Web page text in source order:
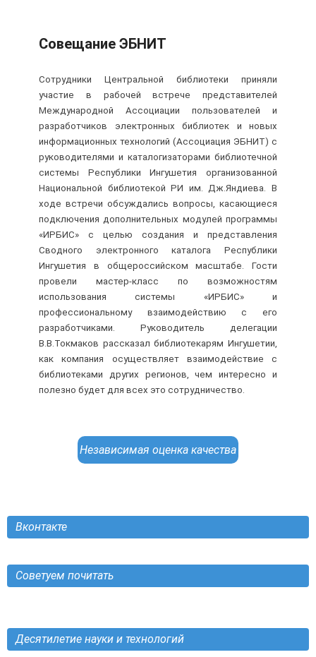
Совещание ЭБНИТ
Сотрудники Центральной библиотеки приняли
участие в рабочей встрече представителей
Международной Ассоциации пользователей и
разработчиков электронных библиотек и новых
информационных технологий (Ассоциация ЭБНИТ) с
руководителями и каталогизаторами библиотечной
системы Республики Ингушетия организованной
Национальной библиотекой РИ им. Дж.Яндиева. В
ходе встречи обсуждались вопросы, касающиеся
подключения дополнительных модулей программы
«ИРБИС» с целью создания и представления
Сводного электронного каталога Республики
Ингушетия в общероссийском масштабе. Гости
провели мастер-класс по возможностям
использования системы «ИРБИС» и
профессиональному взаимодействию с его
разработчиками. Руководитель делегации
В.В.Токмаков рассказал библиотекарям Ингушетии,
как компания осуществляет взаимодействие с
библиотеками других регионов, чем интересно и
полезно будет для всех это сотрудничество.
Независимая оценка качества
Вконтакте
Советуем почитать
Десятилетие науки и технологий